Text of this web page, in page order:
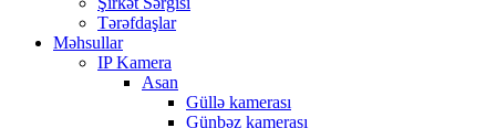
Tərəfdaşlar
Məhsullar
IP Kamera
Asan
Güllə kamerası
Günbəz kamerası